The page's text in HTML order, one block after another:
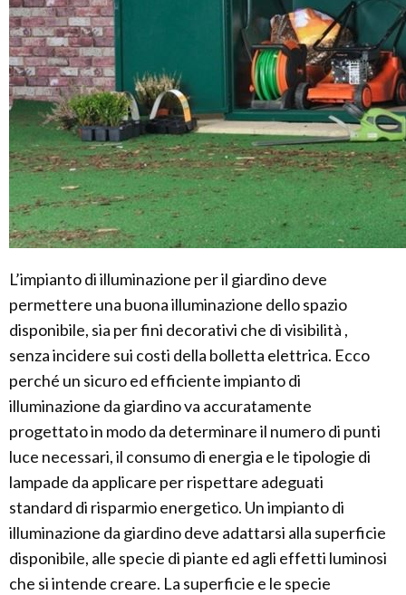
L’impianto di illuminazione per il giardino deve
permettere una buona illuminazione dello spazio
disponibile, sia per fini decorativi che di visibilità ,
senza incidere sui costi della bolletta elettrica. Ecco
perché un sicuro ed efficiente impianto di
illuminazione da giardino va accuratamente
progettato in modo da determinare il numero di punti
luce necessari, il consumo di energia e le tipologie di
lampade da applicare per rispettare adeguati
standard di risparmio energetico. Un impianto di
illuminazione da giardino deve adattarsi alla superficie
disponibile, alle specie di piante ed agli effetti luminosi
che si intende creare. La superficie e le specie